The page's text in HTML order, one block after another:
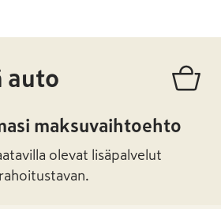
auto
maksuvaihtoehto
olevat lisäpalvelut